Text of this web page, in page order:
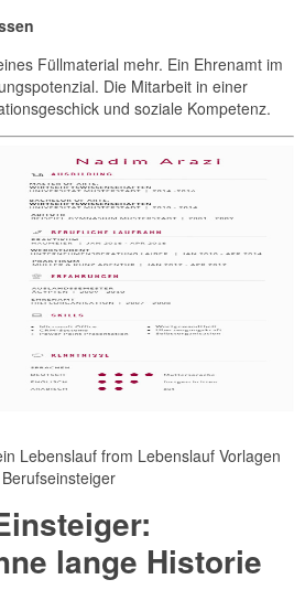
Füllmaterial mehr. Ein Ehrenamt im
Die Mitarbeit in einer
und soziale Kompetenz.
Lebenslauf from Lebenslauf Vorlagen
Berufseinsteiger
lange Historie